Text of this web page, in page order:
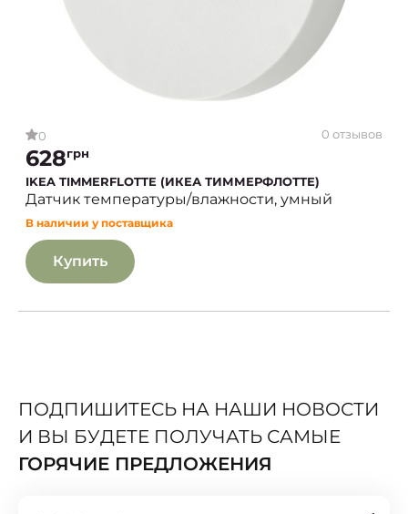
0 0 отзывов
628грн
IKEA TIMMERFLOTTE (ИКЕА ТИММЕРФЛОТТЕ)
Датчик температуры/влажности, умный
В наличии у поставщика
Купить
ПОДПИШИТЕСЬ НА НАШИ НОВОСТИ
И ВЫ БУДЕТЕ ПОЛУЧАТЬ САМЫЕ
ГОРЯЧИЕ ПРЕДЛОЖЕНИЯ